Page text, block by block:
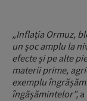
„Inflația Ormuz,
un șoc amplu la
efecte și pe alte
materii prime,
exemplu
îngășămintelor”,